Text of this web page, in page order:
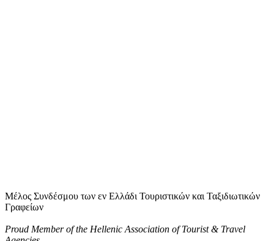
Μέλος Συνδέσμου των εν Ελλάδι Τουριστικών και Ταξιδιωτικών
Γραφείων
Proud Member of the Hellenic Association of Tourist & Travel